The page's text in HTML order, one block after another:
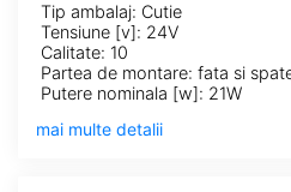
Tip ambalaj: Cutie
Tensiune [v]: 24V
Calitate: 10
Partea de montare: fata si
Putere nominala [w]: 21W
mai multe detalii